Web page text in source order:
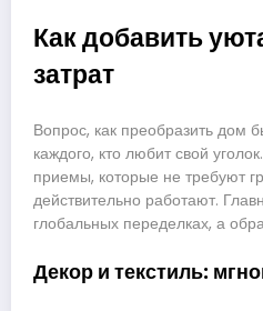
Как добавить
затрат
Вопрос, как преобразить дом
каждого, кто любит свой
приемы, которые не требуют
действительно работают.
глобальных переделках, а
Декор и текстиль: